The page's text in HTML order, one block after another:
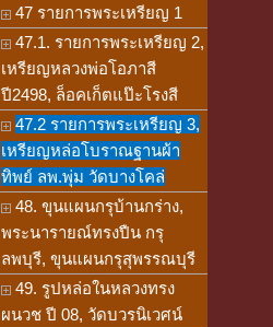
47 รายการพระเหรียญ 1
47.1. รายการพระเหรียญ 2,
เหรียญหลวงพ่อโอภาสี
ปี2498, ล็อคเก็ตแป๊ะโรงสี
47.2 รายการพระเหรียญ 3,
เหรียญหล่อโบราณฐานผ้า
ทิพย์ ลพ.พุ่ม วัดบางโคล่
48. ขุนแผนกรุบ้านกร่าง,
พระนารายณ์ทรงปืน กรุ
ลพบุรี, ขุนแผนกรุสุพรรณบุรี
49. รูปหล่อในหลวงทรง
ผนวช ปี 08, วัดบวรนิเวศน์